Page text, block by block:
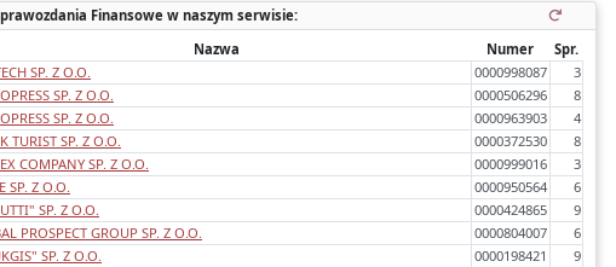
Finansowe w naszym serwisie:
Nazwa Numer
Spr.
SP. Z O.O. 0000998087
3
SP. Z O.O. 0000506296
8
SP. Z O.O. 0000963903
4
TURIST SP. Z O.O. 0000372530
8
COMPANY SP. Z O.O. 0000999016
3
SP. Z O.O. 0000950564
6
SP. Z O.O. 0000424865
9
PROSPECT GROUP SP. Z O.O. 0000804007
6
SP. Z O.O. 0000198421
9